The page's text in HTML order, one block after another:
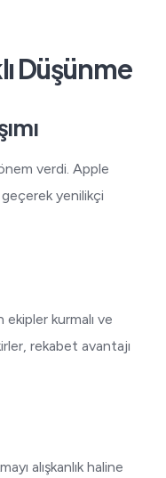
Düşünme
verdi. Apple
yenilikçi
ekipler kurmalı ve
rekabet avantajı
alışkanlık haline